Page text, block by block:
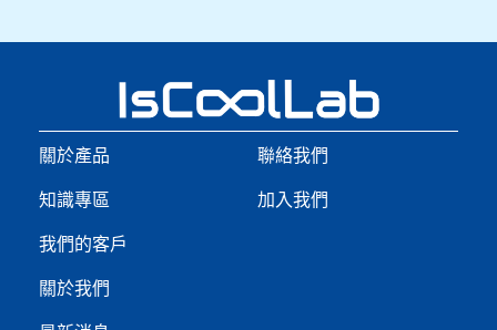
關於產品
知識專區
我們的客戶
關於我們
聯絡我們
加入我們